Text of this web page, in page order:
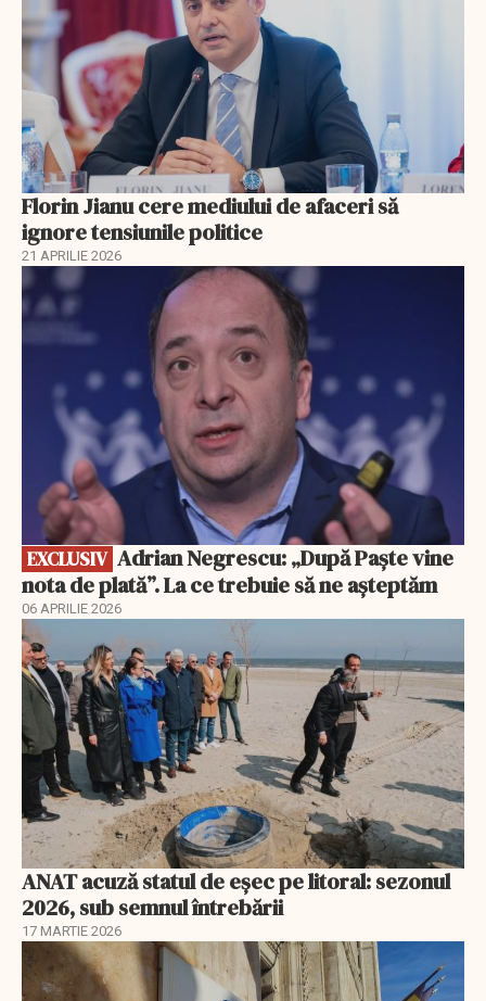
Florin Jianu cere mediului de afaceri să
ignore tensiunile politice
21 APRILIE 2026
EXCLUSIV
EXCLUSIV
nota de plată”. La ce trebuie să ne așteptăm
06 APRILIE 2026
ANAT acuză statul de eșec pe litoral: sezonul
2026, sub semnul întrebării
17 MARTIE 2026